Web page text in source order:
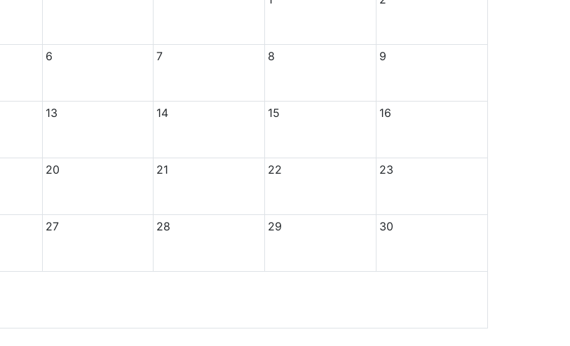
6 7 8 9
13 14 15 16
20 21 22 23
27 28 29 30